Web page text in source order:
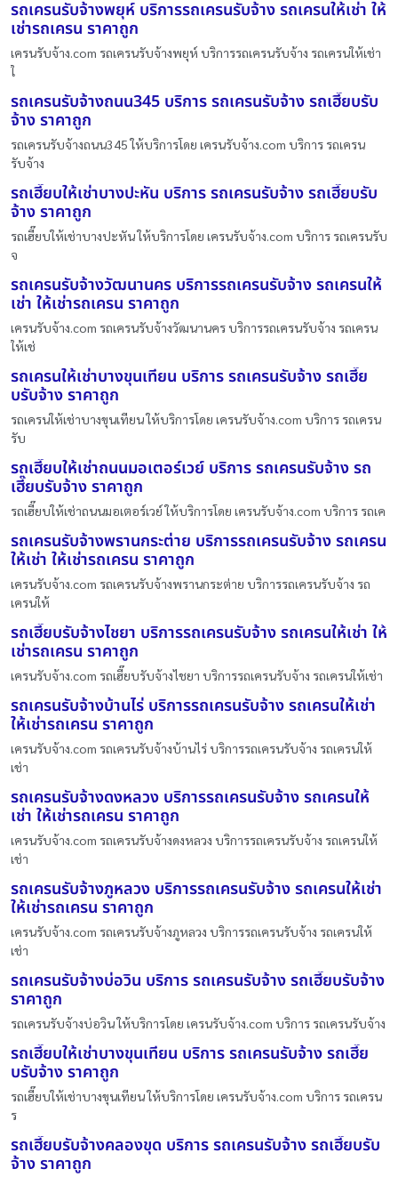
รถเครนรับจ้างพยุห์ บริการรถเครนรับจ้าง รถเครนให้เช่า ให้
เช่ารถเครน ราคาถูก
เครนรับจ้าง.com รถเครนรับจ้างพยุห์ บริการรถเครนรับจ้าง รถเครนให้เช่า
ใ
รถเครนรับจ้างถนน345 บริการ รถเครนรับจ้าง รถเฮี๊ยบรับ
จ้าง ราคาถูก
รถเครนรับจ้างถนน345 ให้บริการโดย เครนรับจ้าง.com บริการ รถเครน
รับจ้าง
รถเฮี๊ยบให้เช่าบางปะหัน บริการ รถเครนรับจ้าง รถเฮี๊ยบรับ
จ้าง ราคาถูก
รถเฮี๊ยบให้เช่าบางปะหัน ให้บริการโดย เครนรับจ้าง.com บริการ รถเครนรับ
จ
รถเครนรับจ้างวัฒนานคร บริการรถเครนรับจ้าง รถเครนให้
เช่า ให้เช่ารถเครน ราคาถูก
เครนรับจ้าง.com รถเครนรับจ้างวัฒนานคร บริการรถเครนรับจ้าง รถเครน
ให้เช่
รถเครนให้เช่าบางขุนเทียน บริการ รถเครนรับจ้าง รถเฮี๊ย
บรับจ้าง ราคาถูก
รถเครนให้เช่าบางขุนเทียน ให้บริการโดย เครนรับจ้าง.com บริการ รถเครน
รับ
รถเฮี๊ยบให้เช่าถนนมอเตอร์เวย์ บริการ รถเครนรับจ้าง รถ
เฮี๊ยบรับจ้าง ราคาถูก
รถเฮี๊ยบให้เช่าถนนมอเตอร์เวย์ ให้บริการโดย เครนรับจ้าง.com บริการ รถเค
รถเครนรับจ้างพรานกระต่าย บริการรถเครนรับจ้าง รถเครน
ให้เช่า ให้เช่ารถเครน ราคาถูก
เครนรับจ้าง.com รถเครนรับจ้างพรานกระต่าย บริการรถเครนรับจ้าง รถ
เครนให้
รถเฮี๊ยบรับจ้างไชยา บริการรถเครนรับจ้าง รถเครนให้เช่า ให้
เช่ารถเครน ราคาถูก
เครนรับจ้าง.com รถเฮี๊ยบรับจ้างไชยา บริการรถเครนรับจ้าง รถเครนให้เช่า
รถเครนรับจ้างบ้านไร่ บริการรถเครนรับจ้าง รถเครนให้เช่า
ให้เช่ารถเครน ราคาถูก
เครนรับจ้าง.com รถเครนรับจ้างบ้านไร่ บริการรถเครนรับจ้าง รถเครนให้
เช่า
รถเครนรับจ้างดงหลวง บริการรถเครนรับจ้าง รถเครนให้
เช่า ให้เช่ารถเครน ราคาถูก
เครนรับจ้าง.com รถเครนรับจ้างดงหลวง บริการรถเครนรับจ้าง รถเครนให้
เช่า
รถเครนรับจ้างภูหลวง บริการรถเครนรับจ้าง รถเครนให้เช่า
ให้เช่ารถเครน ราคาถูก
เครนรับจ้าง.com รถเครนรับจ้างภูหลวง บริการรถเครนรับจ้าง รถเครนให้
เช่า
รถเครนรับจ้างบ่อวิน บริการ รถเครนรับจ้าง รถเฮี๊ยบรับจ้าง
ราคาถูก
รถเครนรับจ้างบ่อวิน ให้บริการโดย เครนรับจ้าง.com บริการ รถเครนรับจ้าง
รถเฮี๊ยบให้เช่าบางขุนเทียน บริการ รถเครนรับจ้าง รถเฮี๊ย
บรับจ้าง ราคาถูก
รถเฮี๊ยบให้เช่าบางขุนเทียน ให้บริการโดย เครนรับจ้าง.com บริการ รถเครน
ร
รถเฮี๊ยบรับจ้างคลองขุด บริการ รถเครนรับจ้าง รถเฮี๊ยบรับ
จ้าง ราคาถูก